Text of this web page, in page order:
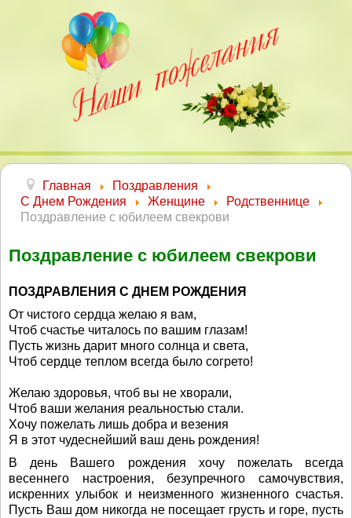
Главная
Поздравления
С Днем Рождения
Женщине
Родственнице
Поздравление с юбилеем свекрови
Поздравление с юбилеем свекрови
ПОЗДРАВЛЕНИЯ С ДНЕМ РОЖДЕНИЯ
От чистого сердца желаю я вам,
Чтоб счастье читалось по вашим глазам!
Пусть жизнь дарит много солнца и света,
Чтоб сердце теплом всегда было согрето!
Желаю здоровья, чтоб вы не хворали,
Чтоб ваши желания реальностью стали.
Хочу пожелать лишь добра и везения
Я в этот чудеснейший ваш день рождения!
В день Вашего рождения хочу пожелать всегда
весеннего настроения, безупречного самочувствия,
искренних улыбок и неизменного жизненного счастья.
Пусть Ваш дом никогда не посещает грусть и горе, пусть